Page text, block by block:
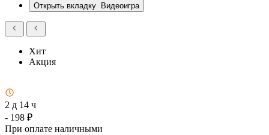
Открыть вкладку Видеоигра
Хит
Акция
2 д 14 ч
- 198 ₽
При оплате наличными